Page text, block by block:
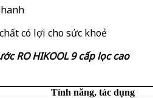
có lợi cho sức khoẻ
ROHIKOOL 9 cấp lọc cao
Tính năng, tác dụng